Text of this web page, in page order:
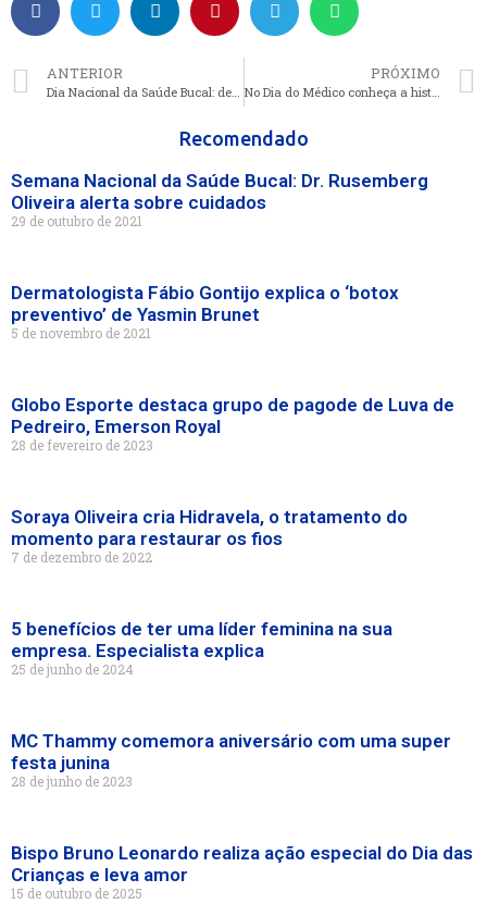
ANTERIOR
Dia Nacional da Saúde Bucal: dentista Rodrigo Vieira alerta importância da data
PRÓXIMO
No Dia do Médico conheça a história de Ana e Mariana
Recomendado
Semana Nacional da Saúde Bucal: Dr. Rusemberg
Oliveira alerta sobre cuidados
29 de outubro de 2021
Dermatologista Fábio Gontijo explica o ‘botox
preventivo’ de Yasmin Brunet
5 de novembro de 2021
Globo Esporte destaca grupo de pagode de Luva de
Pedreiro, Emerson Royal
28 de fevereiro de 2023
Soraya Oliveira cria Hidravela, o tratamento do
momento para restaurar os fios
7 de dezembro de 2022
5 benefícios de ter uma líder feminina na sua
empresa. Especialista explica
25 de junho de 2024
MC Thammy comemora aniversário com uma super
festa junina
28 de junho de 2023
Bispo Bruno Leonardo realiza ação especial do Dia das
Crianças e leva amor
15 de outubro de 2025